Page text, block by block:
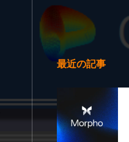
最近の記事